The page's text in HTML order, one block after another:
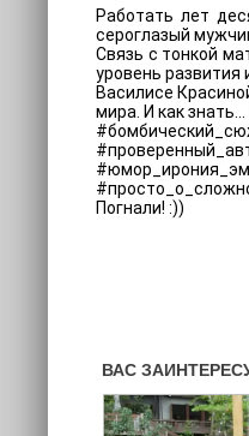
Работать лет
сероглазый
Связь с тонкой
уровень развития
Василисе
мира. И как
Погнали! :))